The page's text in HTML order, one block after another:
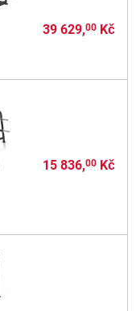
39 629,00Kč
15 836,00Kč